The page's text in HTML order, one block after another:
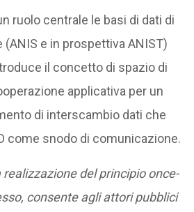
ruolo centrale le basi di dati di
e in prospettiva ANIST)
il concetto di spazio di
applicativa per un
di interscambio dati che
come snodo di comunicazione.
del principio once-
consente agli attori pubblici